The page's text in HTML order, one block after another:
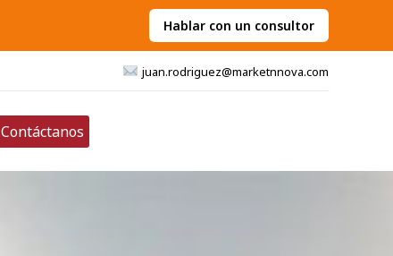
Hablar con un consultor
juan.rodriguez@marketnnova.com
Contáctanos